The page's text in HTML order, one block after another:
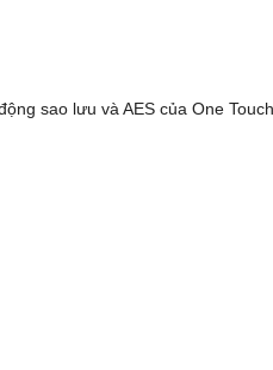
sao lưu và AES của One